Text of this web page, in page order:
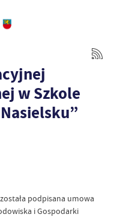
w Szkole
podpisana umowa
i Gospodarki